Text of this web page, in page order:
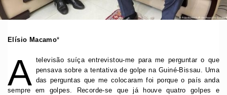
Elísio Macamo*
A televisão suíça entrevistou-me para me perguntar o que
pensava sobre a tentativa de golpe na Guiné-Bissau. Uma
das perguntas que me colocaram foi porque o país anda
sempre em golpes. Recorde-se que já houve quatro golpes e